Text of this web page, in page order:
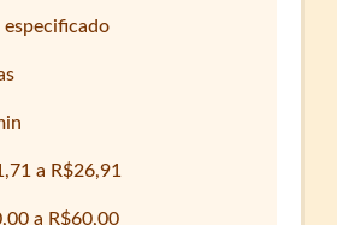
especificado
a R$26,91
a R$60,00